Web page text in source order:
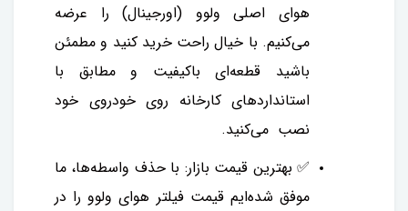
هوای اصلی ولوو (اورجینال) را عرضه
می‌کنیم. با خیال راحت خرید کنید و مطمئن
باشید قطعه‌ای باکیفیت و مطابق با
استانداردهای کارخانه روی خودروی خود
نصب می‌کنید.
✅ بهترین قیمت بازار: با حذف واسطه‌ها، ما
موفق شده‌ایم قیمت فیلتر هوای ولوو را در